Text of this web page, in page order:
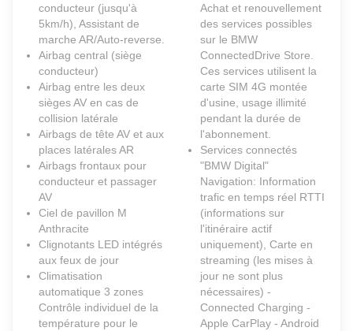
conducteur (jusqu'à
5km/h), Assistant de
marche AR/Auto-reverse.
Airbag central (siège
conducteur)
Airbag entre les deux
sièges AV en cas de
collision latérale
Airbags de tête AV et aux
places latérales AR
Airbags frontaux pour
conducteur et passager
AV
Ciel de pavillon M
Anthracite
Clignotants LED intégrés
aux feux de jour
Climatisation
automatique 3 zones
Contrôle individuel de la
température pour le
Achat et renouvellement
des services possibles
sur le BMW
ConnectedDrive Store.
Ces services utilisent la
carte SIM 4G montée
d'usine, usage illimité
pendant la durée de
l'abonnement.
Services connectés
"BMW Digital"
Navigation: Information
trafic en temps réel RTTI
(informations sur
l'itinéraire actif
uniquement), Carte en
streaming (les mises à
jour ne sont plus
nécessaires) -
Connected Charging -
Apple CarPlay - Android